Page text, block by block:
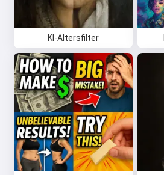
KI-Altersfilter